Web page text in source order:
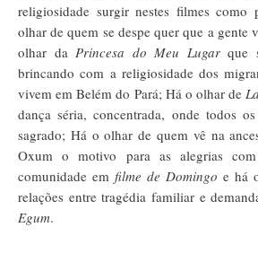
religiosidade surgir nestes filmes
olhar de quem se despe quer que a gente
olhar da Princesa do Meu Lugarque
brincando com a religiosidade dos
vivem em Belém do Pará; Há o olhar de
dança séria, concentrada, onde todos
sagrado; Há o olhar de quem vê na
Oxum o motivo para as alegrias
comunidade em filme de Domingo e há
relações entre tragédia familiar e
Egum.